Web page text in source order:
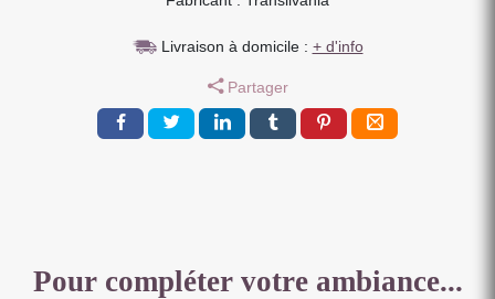
EN
MASSIF
72
X
Livraison à domicile : + d'info
Partager
Pour compléter votre ambiance...